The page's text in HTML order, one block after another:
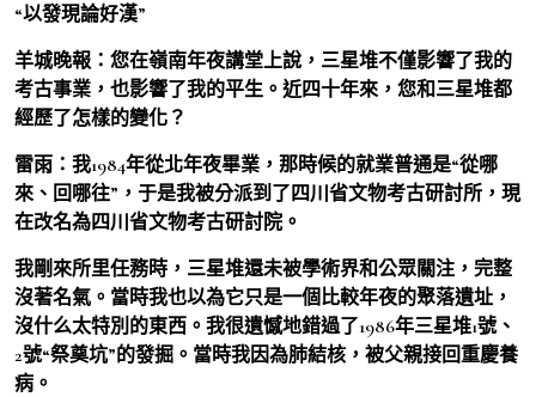
“以發現論好漢”
羊城晚報：您在嶺南年夜講堂上說，三星堆不僅影響了我的
考古事業，也影響了我的平生。近四十年來，您和三星堆都
經歷了怎樣的變化？
雷雨：我1984年從北年夜畢業，那時候的就業普通是“從哪
來、回哪往”，于是我被分派到了四川省文物考古研討所，現
在改名為四川省文物考古研討院。
我剛來所里任務時，三星堆還未被學術界和公眾關注，完整
沒著名氣。當時我也以為它只是一個比較年夜的聚落遺址，
沒什么太特別的東西。我很遺憾地錯過了1986年三星堆1號、
2號“祭奠坑”的發掘。當時我因為肺結核，被父親接回重慶養
病。